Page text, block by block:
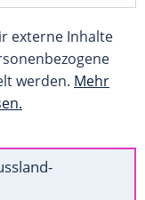
externe Inhalte
werden. Mehr